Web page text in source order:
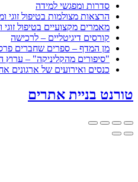
ומפגשי למידה
מצולמות בטיפול זוגי ומשפחתי
מקצועיים בטיפול זוגי ומשפחתי
דיגיטליים – לרכישה
– ספרים שחברים פרסמו
מהקליניקה" – ערוץ הפודקאסטים
ואירועים של ארגונים אחרים
אתרים